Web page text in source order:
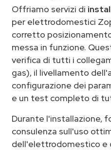
Offriamo servizi di
per elettrodomestici
corretto
messa in funzione.
verifica di tutti i
gas), il livellamento
configurazione dei
e un test completo di
Durante l'installazione,
consulenza sull'uso
dell'elettrodomestico e